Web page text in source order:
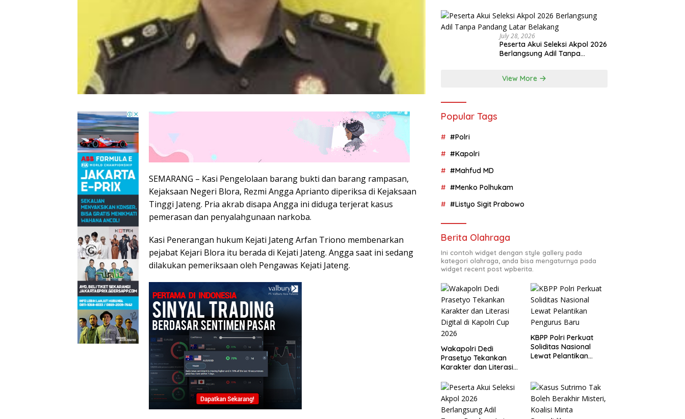
SEMARANG – Kasi Pengelolaan barang bukti dan barang rampasan,
Kejaksaan Negeri Blora, Rezmi Angga Aprianto diperiksa di Kejaksaan
Tinggi Jateng. Pria akrab disapa Angga ini diduga terjerat kasus
pemerasan dan penyalahgunaan narkoba.
Kasi Penerangan hukum Kejati Jateng Arfan Triono membenarkan
pejabat Kejari Blora itu berada di Kejati Jateng. Angga saat ini sedang
dilakukan pemeriksaan oleh Pengawas Kejati Jateng.
July 28, 2026
Peserta Akui Seleksi Akpol 2026
Berlangsung Adil Tanpa
View More
Popular Tags
#Polri
#Kapolri
#Mahfud MD
#Menko Polhukam
#Listyo Sigit Prabowo
Berita Olahraga
Ini contoh widget dengan style gallery pada
kategori olahraga, anda bisa mengaturnya pada
widget recent post wpberita.
Wakapolri Dedi
Prasetyo Tekankan
Karakter dan Literasi
2026
KBPP Polri Perkuat
Soliditas Nasional
Lewat Pelantikan